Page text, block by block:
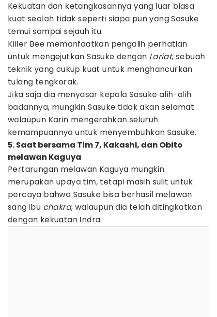
Kekuatan dan ketangkasannya yang luar biasa
kuat seolah tidak seperti siapa pun yang Sasuke
temui sampai sejauh itu.
Killer Bee memanfaatkan pengalih perhatian
untuk mengejutkan Sasuke dengan Lariat, sebuah
teknik yang cukup kuat untuk menghancurkan
tulang tengkorak.
Jika saja dia menyasar kepala Sasuke alih-alih
badannya, mungkin Sasuke tidak akan selamat
walaupun Karin mengerahkan seluruh
kemampuannya untuk menyembuhkan Sasuke.
5. Saat bersama Tim 7, Kakashi, dan Obito
melawan Kaguya
Pertarungan melawan Kaguya mungkin
merupakan upaya tim, tetapi masih sulit untuk
percaya bahwa Sasuke bisa berhasil melawan
sang ibu chakra, walaupun dia telah ditingkatkan
dengan kekuatan Indra.